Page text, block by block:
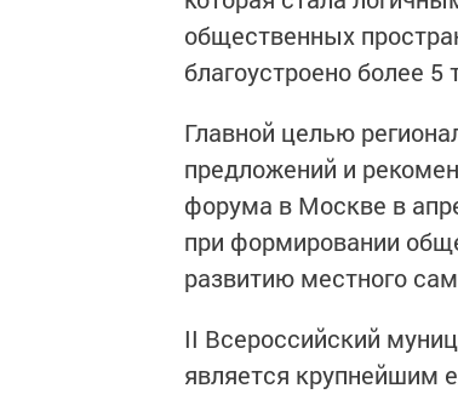
общественных
благоустроено более
Главной целью
предложений и
форума в Москве в
при формировании
развитию местного
II Всероссийский
является крупнейшим